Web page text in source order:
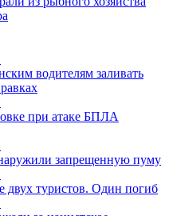
водителям заливать
при атаке БПЛА
запрещенную пуму
двух туристов. Один погиб